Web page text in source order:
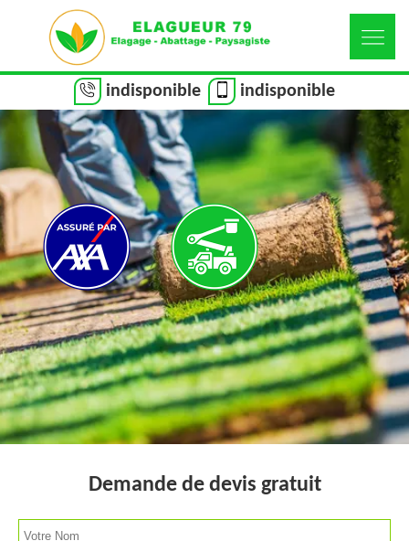
indisponible indisponible
Demande de devis gratuit